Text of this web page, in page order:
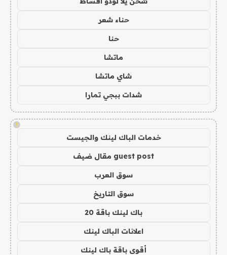
حناء شعر
حنا
ماتشا
شاي ماتشا
شدات ببجي تمارا
!
خدمات الباك لينك والجيست
guest post مقال ضيف
سوق العرب
سوق التاريخ
باك لينك باقة 20
اعلانات الباك لينك
أقوى باقة باك لينك